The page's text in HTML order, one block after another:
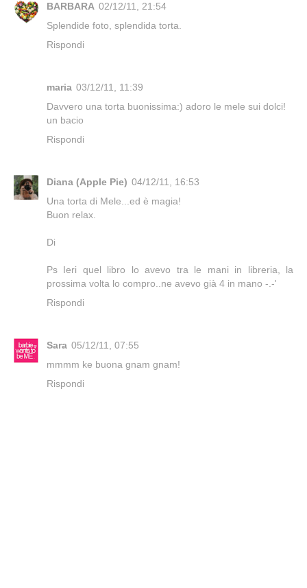
BARBARA 02/12/11, 21:54
Splendide foto, splendida torta.
Rispondi
maria 03/12/11, 11:39
Davvero una torta buonissima:) adoro le mele sui dolci!
un bacio
Rispondi
Diana (Apple Pie) 04/12/11, 16:53
Una torta di Mele...ed è magia!
Buon relax.
Di
Ps Ieri quel libro lo avevo tra le mani in libreria, la
prossima volta lo compro..ne avevo già 4 in mano -.-'
Rispondi
Sara 05/12/11, 07:55
mmmm ke buona gnam gnam!
Rispondi